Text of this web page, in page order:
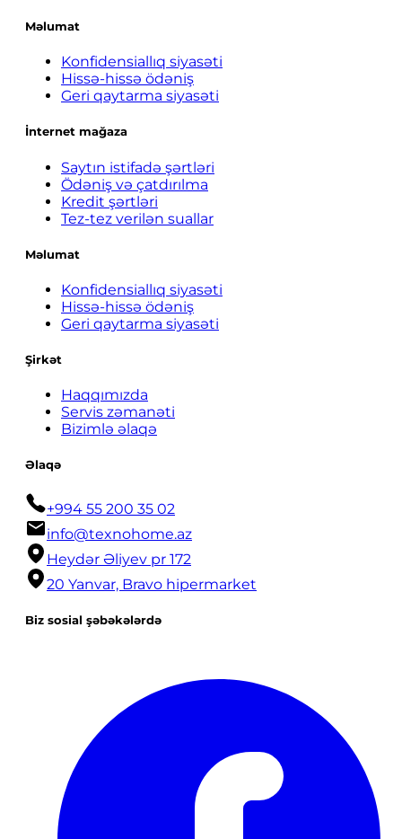
Məlumat
Konfidensiallıq siyasəti
Hissə-hissə ödəniş
Geri qaytarma siyasəti
İnternet mağaza
Saytın istifadə şərtləri
Ödəniş və çatdırılma
Kredit şərtləri
Tez-tez verilən suallar
Məlumat
Konfidensiallıq siyasəti
Hissə-hissə ödəniş
Geri qaytarma siyasəti
Şirkət
Haqqımızda
Servis zəmanəti
Bizimlə əlaqə
Əlaqə
+994 55 200 35 02
info@texnohome.az
Heydər Əliyev pr 172
20 Yanvar, Bravo hipermarket
Biz sosial şəbəkələrdə